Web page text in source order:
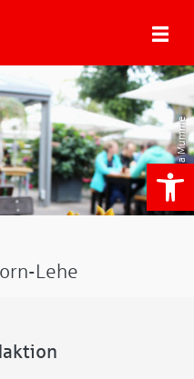
Alena Mumme
Lehe